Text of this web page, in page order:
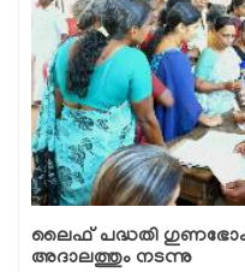
ലൈഫ് പദ്ധതി
അദാലത്തും നടന്നു